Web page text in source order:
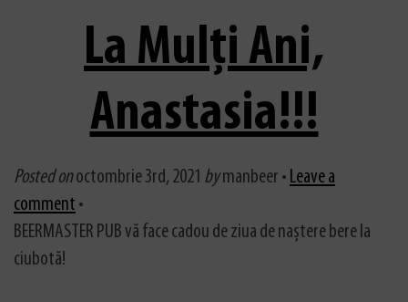
La Mulți Ani,
Anastasia!!!
Posted onoctombrie 3rd, 2021 bymanbeer • Leave a
comment •
BEERMASTER PUB vă face cadou de ziua de naștere bere la
ciubotă!